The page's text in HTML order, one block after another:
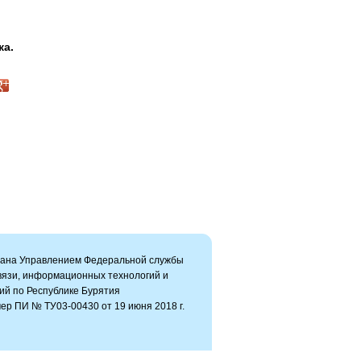
Управлением Федеральной службы
информационных технологий и
по Республике Бурятия
ПИ № ТУ03-00430 от 19 июня 2018 г.